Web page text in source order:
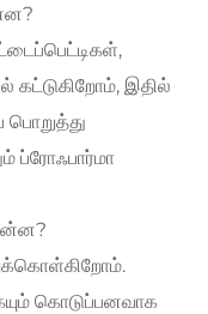
கட்டுகிறோம், இதில்
பொறுத்து
ப்ரோஃபார்மா
கொடுப்பனவாக